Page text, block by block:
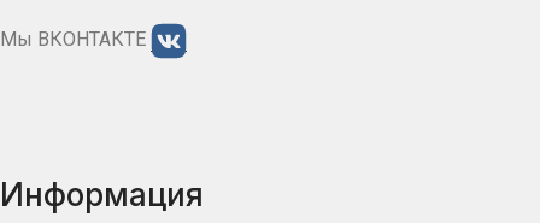
Мы ВКОНТАКТЕ
Информация